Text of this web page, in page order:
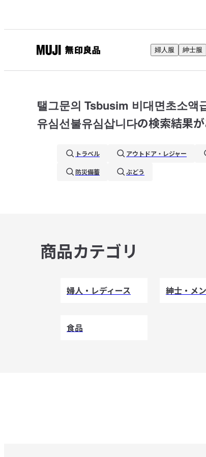
印
品
ネ
ッ
婦人服 紳士服
탤그문의 Tsbusim 비대면초소액
유심선불유심삽니다の検索結果
トラベル アウトドア・レジャー
防災備蓄
ぶどう
商品カテゴリ
婦人・レディース 紳士・メ
食品